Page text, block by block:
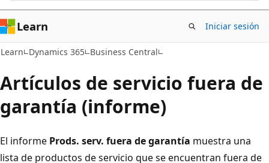
Learn Iniciar sesión
Learn Dynamics 365 Business Central
Artículos de servicio fuera de
garantía (informe)
El informe Prods. serv. fuera de garantía muestra una
lista de productos de servicio que se encuentran fuera de